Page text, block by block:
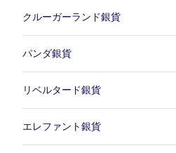
クルーガーランド銀貨
パンダ銀貨
リベルタード銀貨
エレファント銀貨